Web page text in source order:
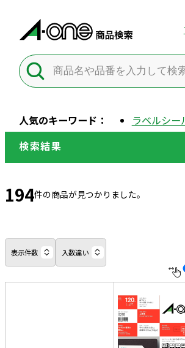
人気のキーワード： ラベルシー
検索結果
194件の商品が見つかりました。
表示件数 入数違い